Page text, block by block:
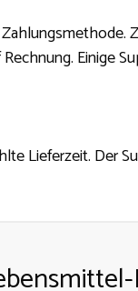
Einige
Lieferzeit. Der